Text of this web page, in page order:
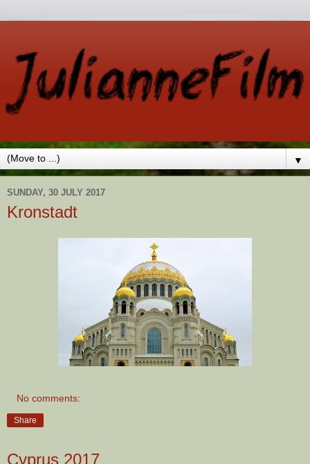
▼
SUNDAY, 30 JULY 2017
Kronstadt
No comments:
Share
Cyprus 2017